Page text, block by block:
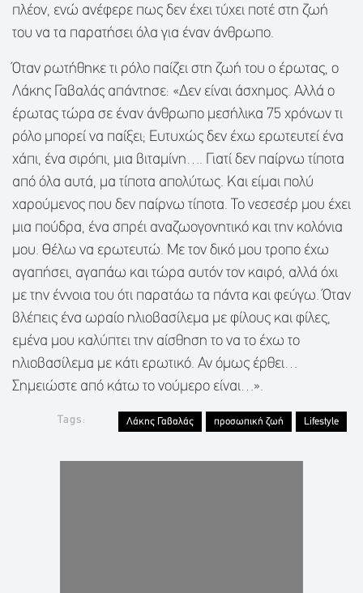
πλέον, ενώ ανέφερε πως δεν έχει τύχει ποτέ στη ζωή
του να τα παρατήσει όλα για έναν άνθρωπο.
Όταν ρωτήθηκε τι ρόλο παίζει στη ζωή του ο έρωτας, ο
Λάκης Γαβαλάς απάντησε: «Δεν είναι άσχημος. Αλλά ο
έρωτας τώρα σε έναν άνθρωπο μεσήλικα 75 χρόνων τι
ρόλο μπορεί να παίξει; Ευτυχώς δεν έχω ερωτευτεί ένα
χάπι, ένα σιρόπι, μια βιταμίνη…. Γιατί δεν παίρνω τίποτα
από όλα αυτά, μα τίποτα απολύτως. Και είμαι πολύ
χαρούμενος που δεν παίρνω τίποτα. Το νεσεσέρ μου έχει
μια πούδρα, ένα σπρέι αναζωογονητικό και την κολόνια
μου. Θέλω να ερωτευτώ. Με τον δικό μου τροπο έχω
αγαπήσει, αγαπάω και τώρα αυτόν τον καιρό, αλλά όχι
με την έννοια του ότι παρατάω τα πάντα και φεύγω. Όταν
βλέπεις ένα ωραίο ηλιοβασίλεμα με φίλους και φίλες,
εμένα μου καλύπτει την αίσθηση το να το έχω το
ηλιοβασίλεμα με κάτι ερωτικό. Αν όμως έρθει…
Σημειώστε από κάτω το νούμερο είναι…».
Tags: Λάκης Γαβαλάς προσωπική ζωή Lifestyle